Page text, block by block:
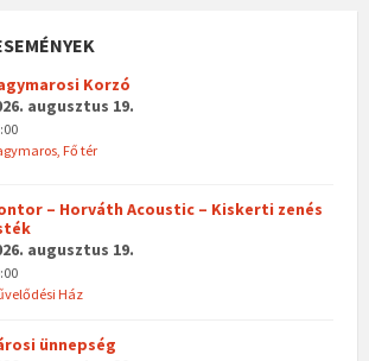
Korzó
augusztus 19.
Fő tér
– Horváth Acoustic – Kiskerti zenés
augusztus 19.
Ház
ünnepség